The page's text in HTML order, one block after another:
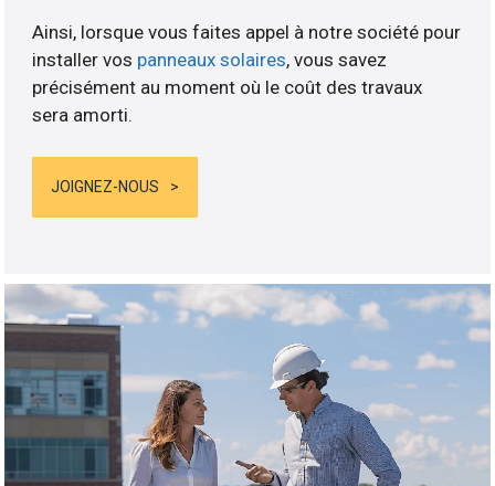
Ainsi, lorsque vous faites appel à notre société pour
installer vos panneaux solaires, vous savez
précisément au moment où le coût des travaux
sera amorti.
JOIGNEZ-NOUS